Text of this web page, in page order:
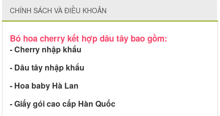
CHÍNH SÁCH VÀ ĐIỀU KHOẢN
Bó hoa cherry kết hợp dâu tây bao gồm:
- Cherry nhập khẩu
- Dâu tây nhập khẩu
- Hoa baby Hà Lan
- Giấy gói cao cấp Hàn Quốc